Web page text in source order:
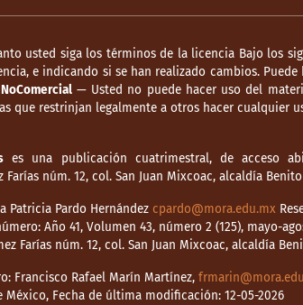
usted siga los términos de la licencia Bajo los
e indicando si se han realizado cambios.
NoComercial— Usted no puede hacer uso del
que restrinjan legalmente a otros hacer cualquier
es una publicación cuatrimestral, de acceso
Farías núm. 12, col. San Juan Mixcoac, alcaldía
Patricia Pardo Hernández cpardo@mora.edu.mx
Año 41, Volumen 43, número 2 (125), mayo-
Farías núm. 12, col. San Juan Mixcoac, alcaldía
Francisco Rafael Marín Martínez,
México, Fecha de última modificación: 12-05-2026